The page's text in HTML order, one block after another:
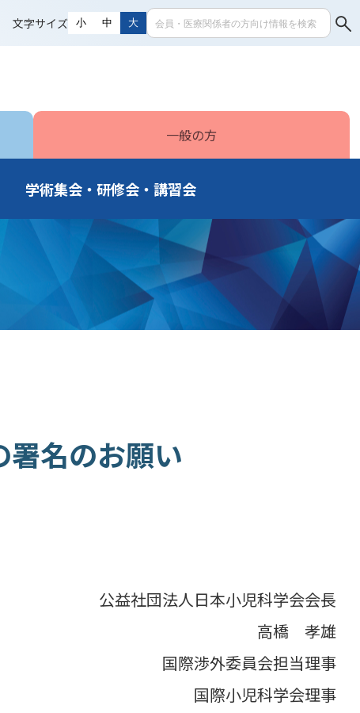
文字サイズ 小 中 大
一般の方
学術集会・研修会・講習会
署名のお願い
公益社団法人日本小児科学会会長
高橋 孝雄
国際渉外委員会担当理事
国際小児科学会理事